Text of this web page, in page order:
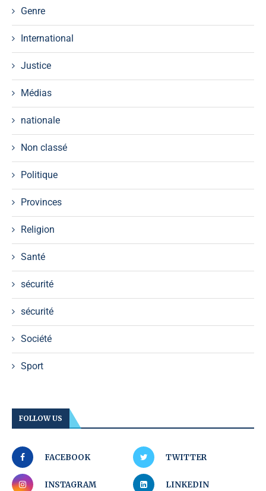
Genre
International
Justice
Médias
nationale
Non classé
Politique
Provinces
Religion
Santé
sécurité
sécurité
Société
Sport
FOLLOW US
FACEBOOK TWITTER
INSTAGRAM LINKEDIN